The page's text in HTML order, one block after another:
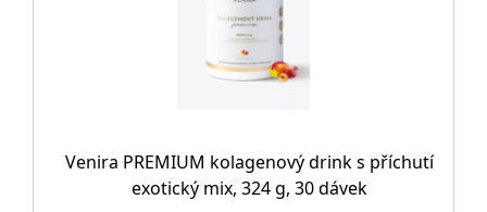
Venira PREMIUM kolagenový drink s příchutí
exotický mix, 324 g, 30 dávek